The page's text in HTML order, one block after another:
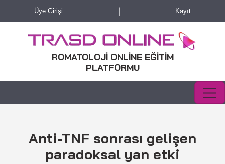
Üye Girişi | Kayıt
ROMATOLOJİ ONLİNE EĞİTİM
PLATFORMU
Anti-TNF sonrası gelişen
paradoksal yan etki